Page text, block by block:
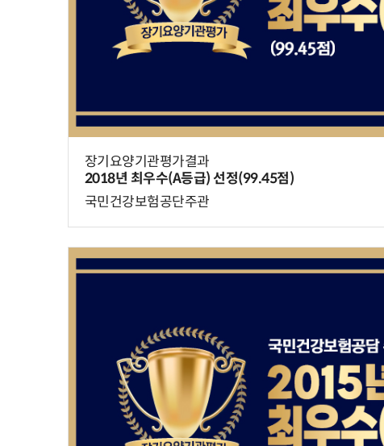
장기요양기관평가결과
2018년 최우수(A등급) 선정(99.45점)
국민건강보험공단주관